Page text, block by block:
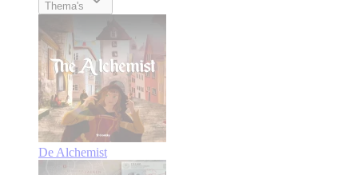
Thema's
De Alchemist